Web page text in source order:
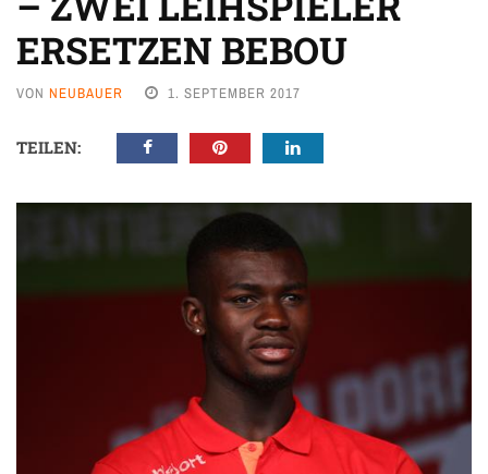
ERSETZEN BEBOU
VON NEUBAUER 1. SEPTEMBER 2017
TEILEN: